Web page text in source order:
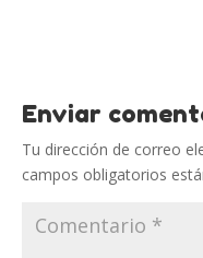
Enviar
Tu dirección de correo
campos obligatorios